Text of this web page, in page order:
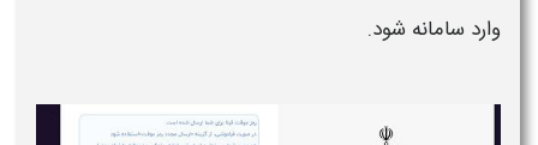
وارد سامانه شود.